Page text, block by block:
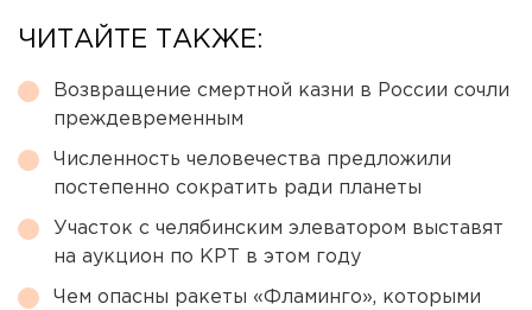
ЧИТАЙТЕ ТАКЖЕ:
Возвращение смертной казни в России сочли
преждевременным
Численность человечества предложили
постепенно сократить ради планеты
Участок с челябинским элеватором выставят
на аукцион по КРТ в этом году
Чем опасны ракеты «Фламинго», которыми